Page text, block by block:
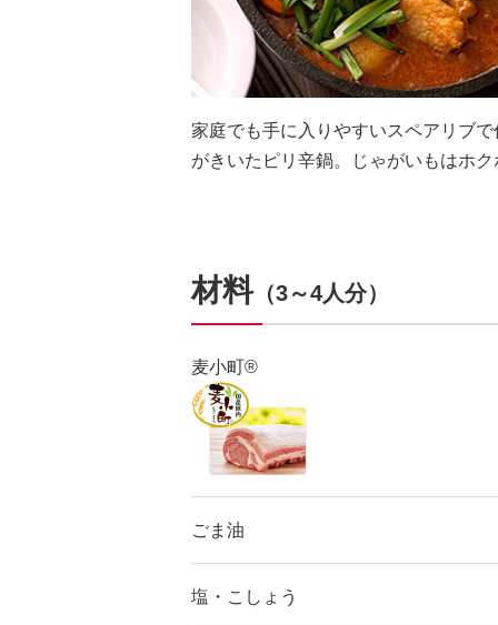
家庭でも手に入りやすいスペアリブ
がきいたピリ辛鍋。じゃがいもはホ
材料（3～4人分）
麦小町®
ごま油
塩・こしょう